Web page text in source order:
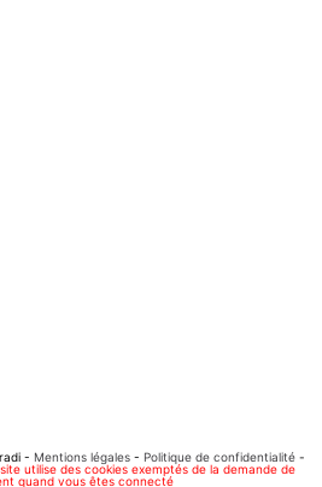
- Mentions légales - Politique de confidentialité -
utilise des cookies exemptés de la demande de
quand vous êtes connecté